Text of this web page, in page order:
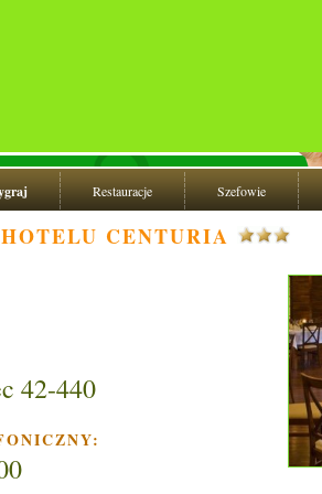
Restauracje Szefowie
CENTURIA
42-440